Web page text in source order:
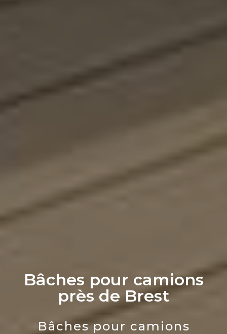
Bâches pour camions
près de Brest
Bâches pour camions